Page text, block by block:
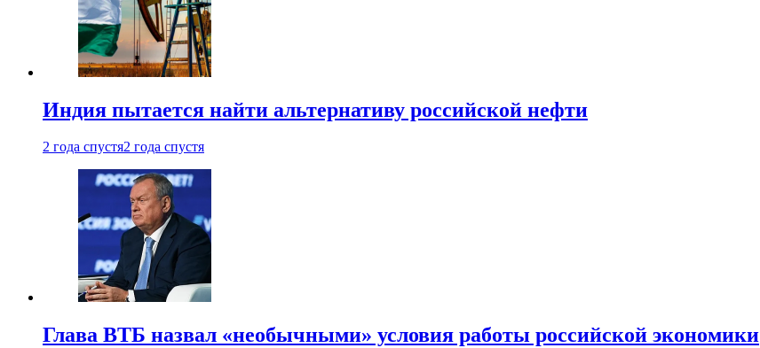
Индия пытается найти альтернативу российской нефти
2 года спустя2 года спустя
Глава ВТБ назвал «необычными» условия работы российской экономики